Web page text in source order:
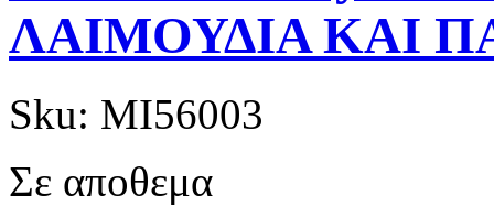
ΛΑΙΜΟΥΔΙΑ ΚΑΙ
Sku: MI56003
Σε αποθεμα